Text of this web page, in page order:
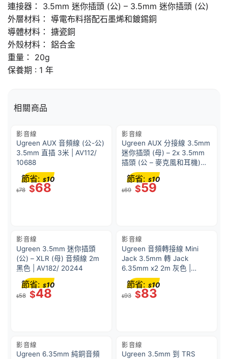
連接器： 3.5mm 迷你插頭 (公) – 3.5mm 迷你插頭 (公)
外層材料： 導電布料搭配石墨烯和鍍錫銅
導體材料： 搪瓷銅
外殼材料： 鋁合金
重量： 20g
保養期 : 1 年
相關商品
影音線
Ugreen AUX 音頻線 (公-公)
3.5mm 直插 3米 | AV112/
10688
$78 $68
節省: $10
影音線
Ugreen AUX 分接線 3.5mm
迷你插頭 (母) – 2x 3.5mm
插頭 (公 – 麥克風和耳機)
(Aluminum Case) | AV140/
20899
$69 $59
節省: $10
影音線
Ugreen 3.5mm 迷你插頭
(公) – XLR (母) 音頻線 2m
黑色 | AV182/ 20244
$58 $48
節省: $10
影音線
Ugreen 音頻轉接線 Mini
Jack 3.5mm 轉 Jack
6.35mm x2 2m 灰色 |
AV126/ 10615
$93 $83
節省: $10
影音線
Ugreen 6.35mm 純銅音頻
影音線
Ugreen 3.5mm 到 TRS